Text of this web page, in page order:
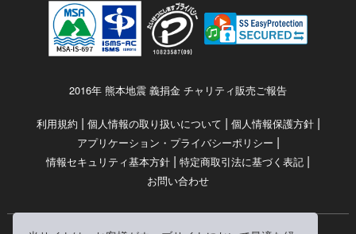
2016年 熊本地震 義捐金 チャリティ販売ご報告
利用規約 | 個人情報の取り扱いについて | 個人情報保護方針|
アプリケーション・プライバシーポリシー |
情報セキュリティ基本方針 | 特定商取引法に基づく表記 |
お問い合わせ